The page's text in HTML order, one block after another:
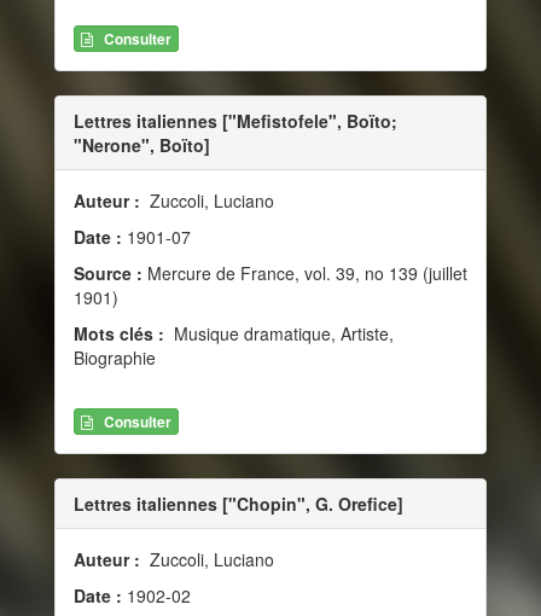
Consulter
Lettres italiennes ["Mefistofele", Boïto;
"Nerone", Boïto]
Auteur : Zuccoli, Luciano
Date : 1901-07
Source : Mercure de France, vol. 39, no 139 (juillet
1901)
Mots clés : Musique dramatique, Artiste,
Biographie
Consulter
Lettres italiennes ["Chopin", G. Orefice]
Auteur : Zuccoli, Luciano
Date : 1902-02